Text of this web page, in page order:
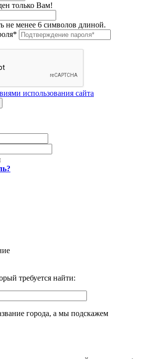
только Вам!
не менее 6 символов длиной.
*
использования сайта
требуется найти:
города, а мы подскажем